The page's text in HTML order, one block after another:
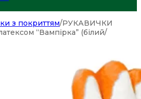
з покриттям/РУКАВИЧКИ
“Вампірка” (білий/